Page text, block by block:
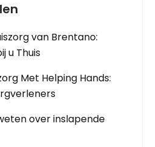
van Brentano:
u Thuis
Met Helping Hands:
over inslapende